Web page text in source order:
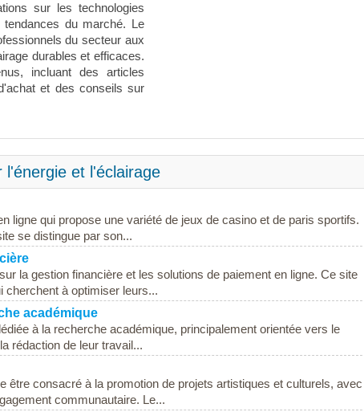
sur les technologies
du marché. Le
du secteur aux
durables et efficaces.
incluant des articles
et des conseils sur
et l'éclairage
ligne qui propose une variété de jeux de casino et de paris sportifs.
se distingue par son...
la gestion financière et les solutions de paiement en ligne. Ce site
cherchent à optimiser leurs...
académique
à la recherche académique, principalement orientée vers le
rédaction de leur travail...
être consacré à la promotion de projets artistiques et culturels, avec
communautaire. Le...